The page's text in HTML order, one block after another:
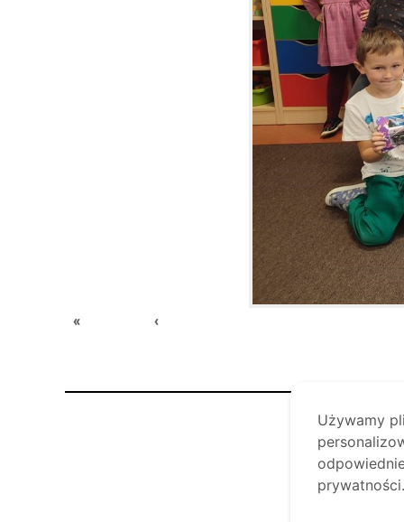
« ‹
Używamy
prywatności.